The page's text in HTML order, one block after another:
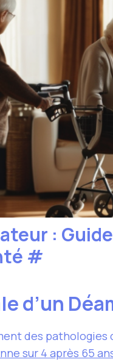
:
#
d’un
des
sur 4 après 65